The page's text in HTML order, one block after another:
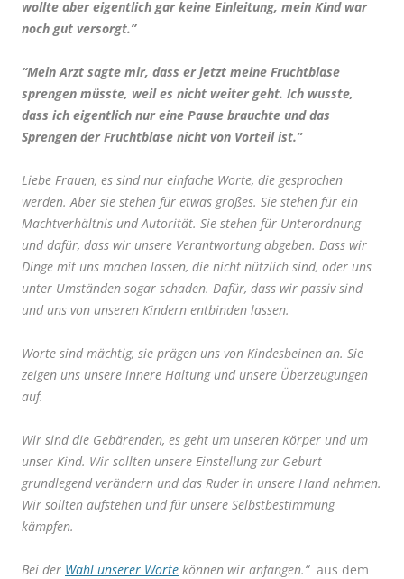
wollte aber eigentlich gar keine Einleitung, mein Kind war
noch gut versorgt.”
“Mein Arzt sagte mir, dass er jetzt meine Fruchtblase
sprengen müsste, weil es nicht weiter geht. Ich wusste,
dass ich eigentlich nur eine Pause brauchte und das
Sprengen der Fruchtblase nicht von Vorteil ist.”
Liebe Frauen, es sind nur einfache Worte, die gesprochen
werden. Aber sie stehen für etwas großes. Sie stehen für ein
Machtverhältnis und Autorität. Sie stehen für Unterordnung
und dafür, dass wir unsere Verantwortung abgeben. Dass wir
Dinge mit uns machen lassen, die nicht nützlich sind, oder uns
unter Umständen sogar schaden. Dafür, dass wir passiv sind
und uns von unseren Kindern entbinden lassen.
Worte sind mächtig, sie prägen uns von Kindesbeinen an. Sie
zeigen uns unsere innere Haltung und unsere Überzeugungen
auf.
Wir sind die Gebärenden, es geht um unseren Körper und um
unser Kind. Wir sollten unsere Einstellung zur Geburt
grundlegend verändern und das Ruder in unsere Hand nehmen.
Wir sollten aufstehen und für unsere Selbstbestimmung
kämpfen.
Bei der Wahl unserer Worte können wir anfangen.“ aus dem